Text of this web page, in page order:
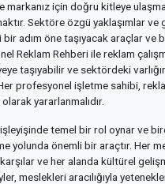
markanız için doğru kitleye
Sektöre özgü yaklaşımlar ve
adım öne taşıyacak araçlar ve
Reklam Rehberi ile reklam
taşıyabilir ve sektördeki
profesyonel işletme sahibi,
yararlanmalıdır.
temel bir rol oynar ve
yolunda önemli bir araçtır. Her
ve her alanda kültürel
meslekleri aracılığıyla